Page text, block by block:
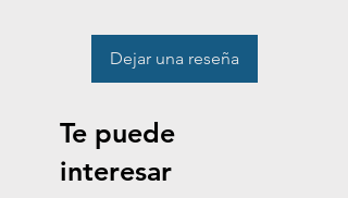
Dejar una reseña
Te puede
interesar